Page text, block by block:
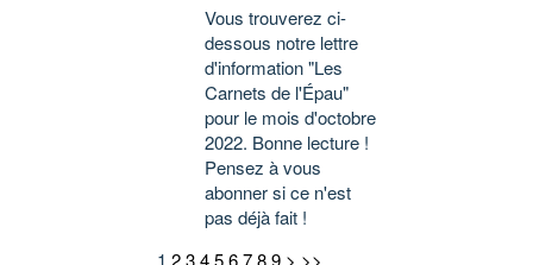
Vous trouverez ci-
dessous notre lettre
d'information "Les
Carnets de l'Épau"
pour le mois d'octobre
2022. Bonne lecture !
Pensez à vous
abonner si ce n'est
pas déjà fait !
1 23456789 > >>